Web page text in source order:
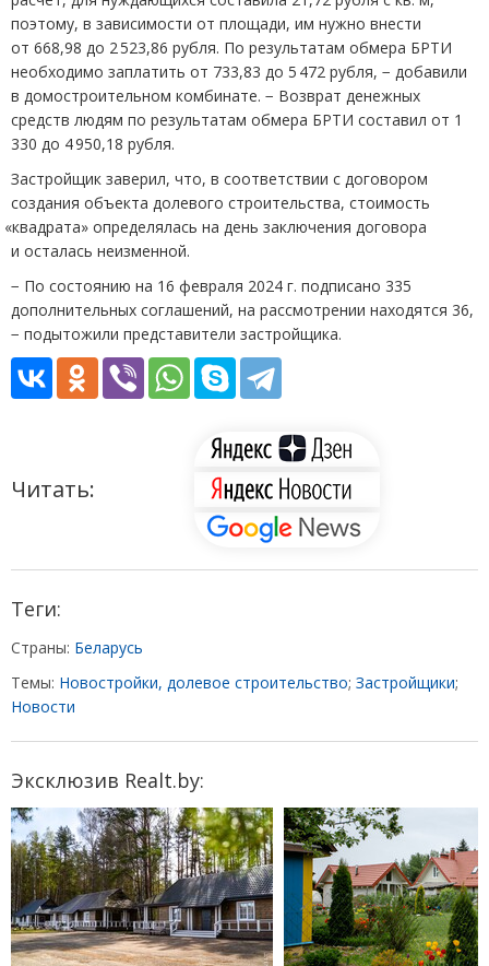
поэтому, в зависимости от площади, им нужно внести
от 668,98 до 2 523,86 рубля. По результатам обмера БРТИ
необходимо заплатить от 733,83 до 5 472 рубля, − добавили
в домостроительном комбинате. − Возврат денежных
средств людям по результатам обмера БРТИ составил от 1
330 до 4 950,18 рубля.
Застройщик заверил, что, в соответствии с договором
создания объекта долевого строительства, стоимость
«квадрата» определялась на день заключения договора
и осталась неизменной.
− По состоянию на 16 февраля 2024 г. подписано 335
дополнительных соглашений, на рассмотрении находятся 36,
− подытожили представители застройщика.
Читать:
Теги:
Страны: Беларусь
Темы: Новостройки, долевое строительство; Застройщики;
Новости
Эксклюзив Realt.by: